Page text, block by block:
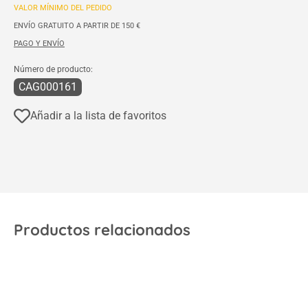
VALOR MÍNIMO DEL PEDIDO
ENVÍO GRATUITO A PARTIR DE 150 €
PAGO Y ENVÍO
Número de producto:
CAG000161
Añadir a la lista de favoritos
Productos relacionados